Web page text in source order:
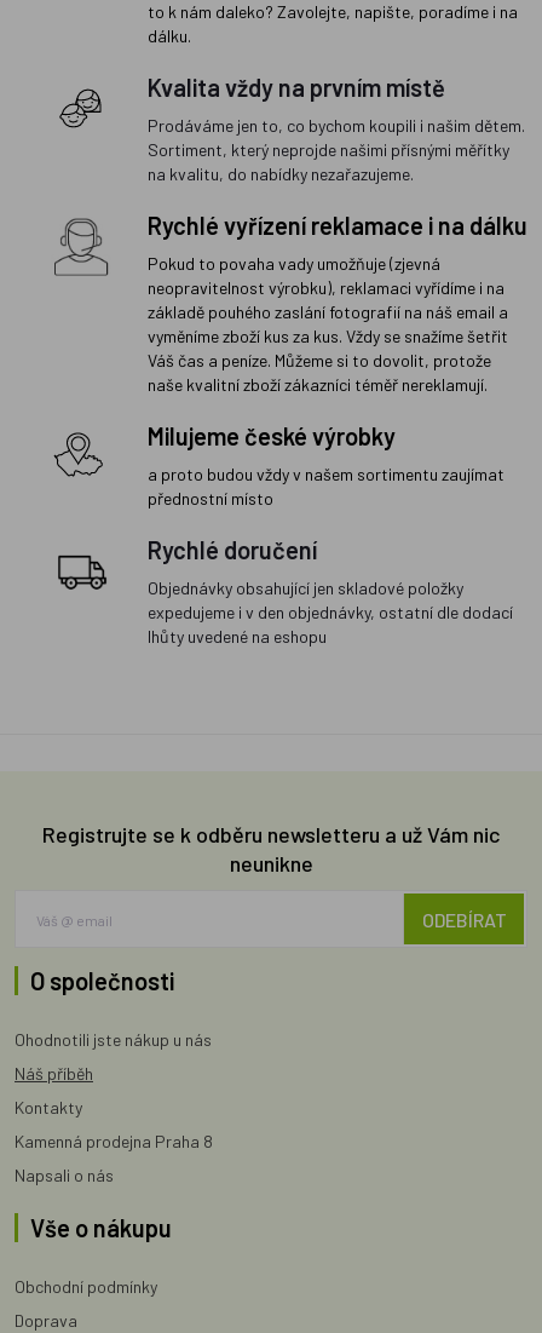
to k nám daleko? Zavolejte, napište, poradíme i na
dálku.
Kvalita vždy na prvním místě
Prodáváme jen to, co bychom koupili i našim dětem.
Sortiment, který neprojde našimi přísnými měřítky
na kvalitu, do nabídky nezařazujeme.
Rychlé vyřízení reklamace i na dálku
Pokud to povaha vady umožňuje (zjevná
neopravitelnost výrobku), reklamaci vyřídíme i na
základě pouhého zaslání fotografií na náš email a
vyměníme zboží kus za kus. Vždy se snažíme šetřit
Váš čas a peníze. Můžeme si to dovolit, protože
naše kvalitní zboží zákazníci téměř nereklamují.
Milujeme české výrobky
a proto budou vždy v našem sortimentu zaujímat
přednostní místo
Rychlé doručení
Objednávky obsahující jen skladové položky
expedujeme i v den objednávky, ostatní dle dodací
lhůty uvedené na eshopu
Registrujte se k odběru newsletteru a už Vám nic
neunikne
ODEBÍRAT
O společnosti
Ohodnotili jste nákup u nás
Náš příběh
Kontakty
Kamenná prodejna Praha 8
Napsali o nás
Vše o nákupu
Obchodní podmínky
Doprava